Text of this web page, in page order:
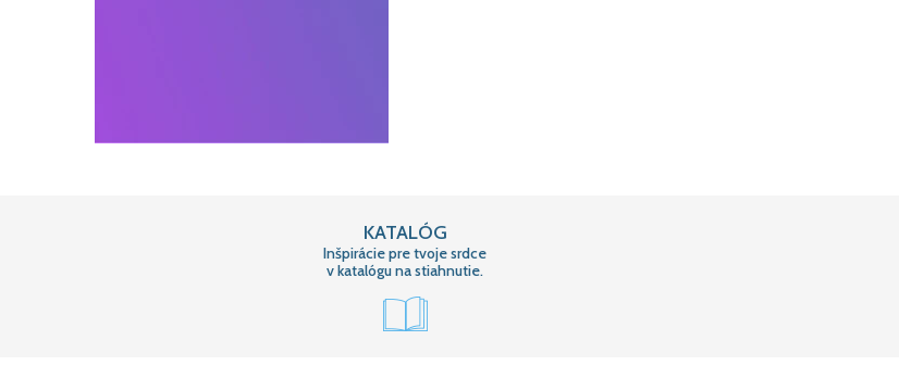
KATALÓG
Inšpirácie pre tvoje srdce
v katalógu na stiahnutie.